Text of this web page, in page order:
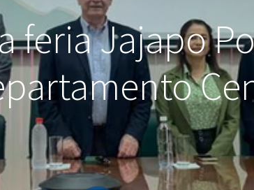
feria Jajapo